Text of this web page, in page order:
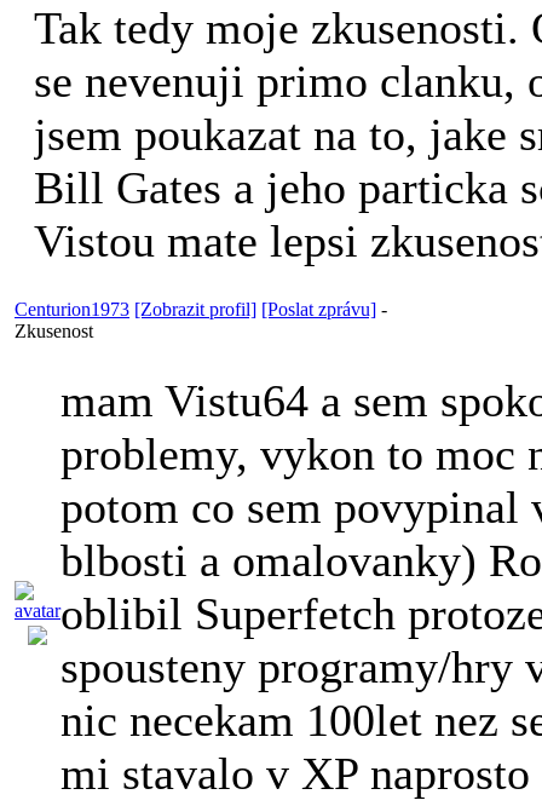
Tak tedy moje zkusenosti.
se nevenuji primo clanku,
jsem poukazat na to, jake
Bill Gates a jeho particka
Vistou mate lepsi
Centurion1973 [Zobrazit profil] [Poslat zprávu] -
Zkusenost
mam Vistu64 a sem
problemy, vykon to moc
potom co sem povypinal
blbosti a omalovanky)
oblibil Superfetch
spousteny programy/hry
nic necekam 100let nez
mi stavalo v XP